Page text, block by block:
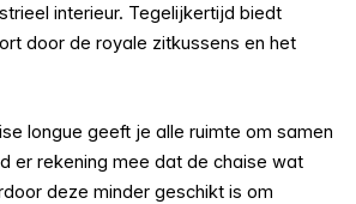
interieur. Tegelijkertijd biedt
door de royale zitkussens en het
longue geeft je alle ruimte om samen
er rekening mee dat de chaise wat
deze minder geschikt is om